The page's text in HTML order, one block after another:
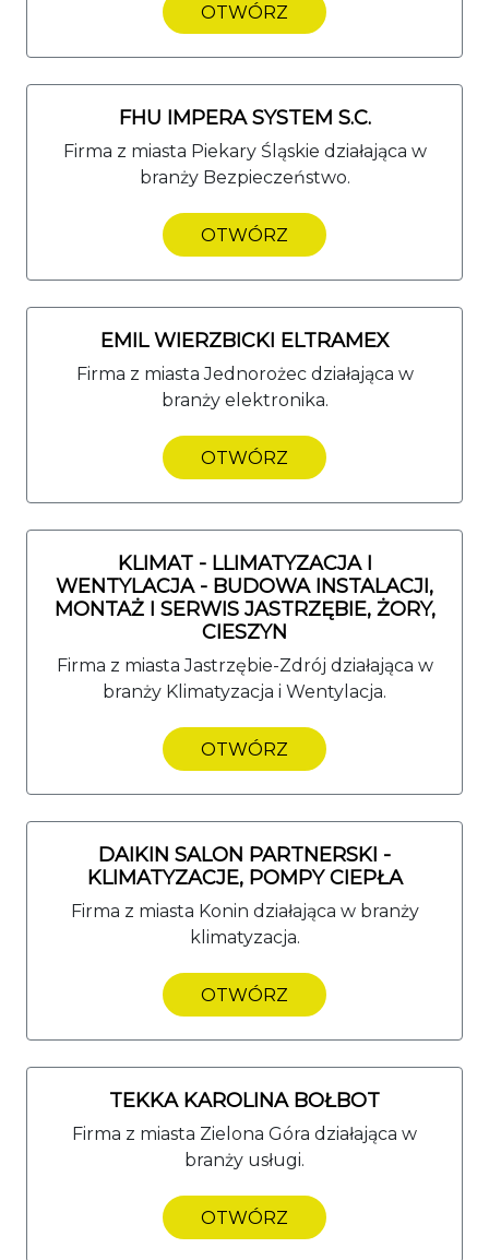
OTWÓRZ
FHU IMPERA SYSTEM S.C.
Firma z miasta Piekary Śląskie działająca w
branży Bezpieczeństwo.
OTWÓRZ
EMIL WIERZBICKI ELTRAMEX
Firma z miasta Jednorożec działająca w
branży elektronika.
OTWÓRZ
KLIMAT - LLIMATYZACJA I
WENTYLACJA - BUDOWA INSTALACJI,
MONTAŻ I SERWIS JASTRZĘBIE, ŻORY,
CIESZYN
Firma z miasta Jastrzębie-Zdrój działająca w
branży Klimatyzacja i Wentylacja.
OTWÓRZ
DAIKIN SALON PARTNERSKI -
KLIMATYZACJE, POMPY CIEPŁA
Firma z miasta Konin działająca w branży
klimatyzacja.
OTWÓRZ
TEKKA KAROLINA BOŁBOT
Firma z miasta Zielona Góra działająca w
branży usługi.
OTWÓRZ